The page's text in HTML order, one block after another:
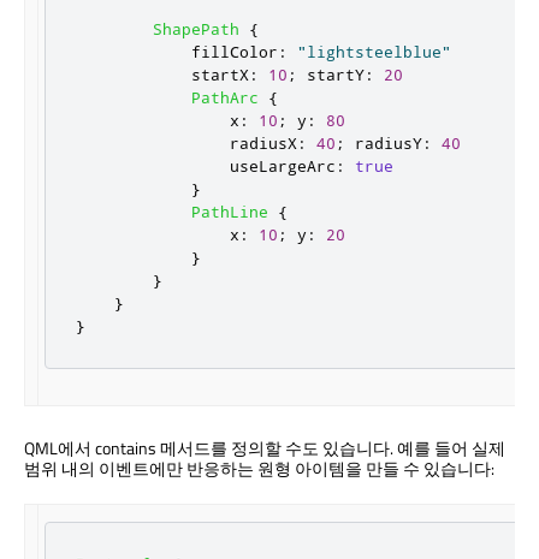
ShapePath
{
fillColor :
"lightsteelblue"
startX: 10 ; startY:
20
PathArc
{
x : 10 ; y :
80
radiusX: 40 ; radiusY:
40
useLargeArc :
true
}
PathLine
{
x : 10 ; y :
20
}
}
}
}
QML에서 contains 메서드를 정의할 수도 있습니다. 예를 들어 실제
범위 내의 이벤트에만 반응하는 원형 아이템을 만들 수 있습니다: